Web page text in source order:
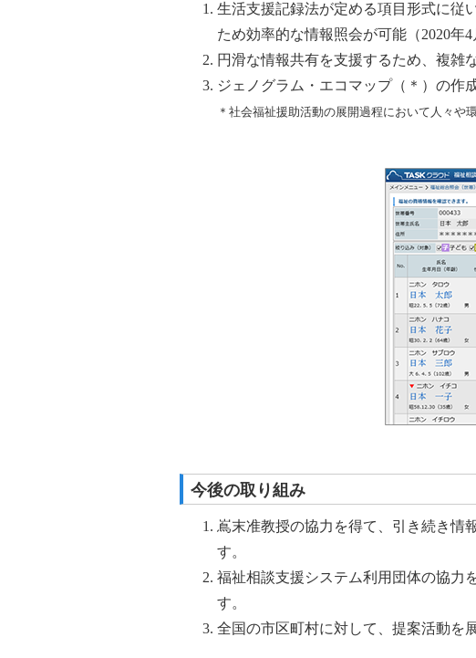
生活支援記録法が定める項目形式に従
ため効率的な情報照会が可能（2020年4
円滑な情報共有を支援するため、複雑
ジェノグラム・エコマップ（＊）の作
＊社会福祉援助活動の展開過程において人々や
今後の取り組み
嶌末准教授の協力を得て、引き続き情
す。
福祉相談支援システム利用団体の協力
す。
全国の市区町村に対して、提案活動を